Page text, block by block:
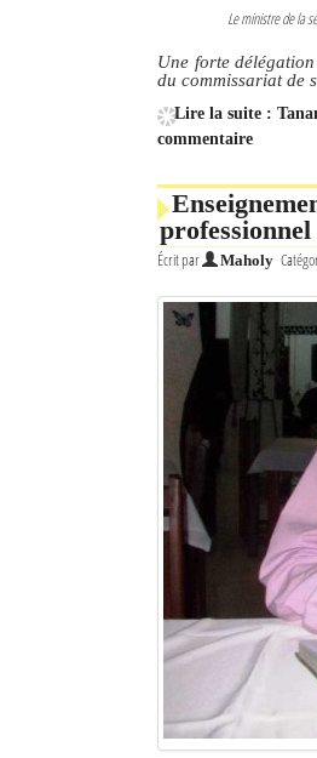
Le ministre de la
Une forte
du commissariat de
Lire la suite :
commentaire
professionnel
Écrit par Maholy